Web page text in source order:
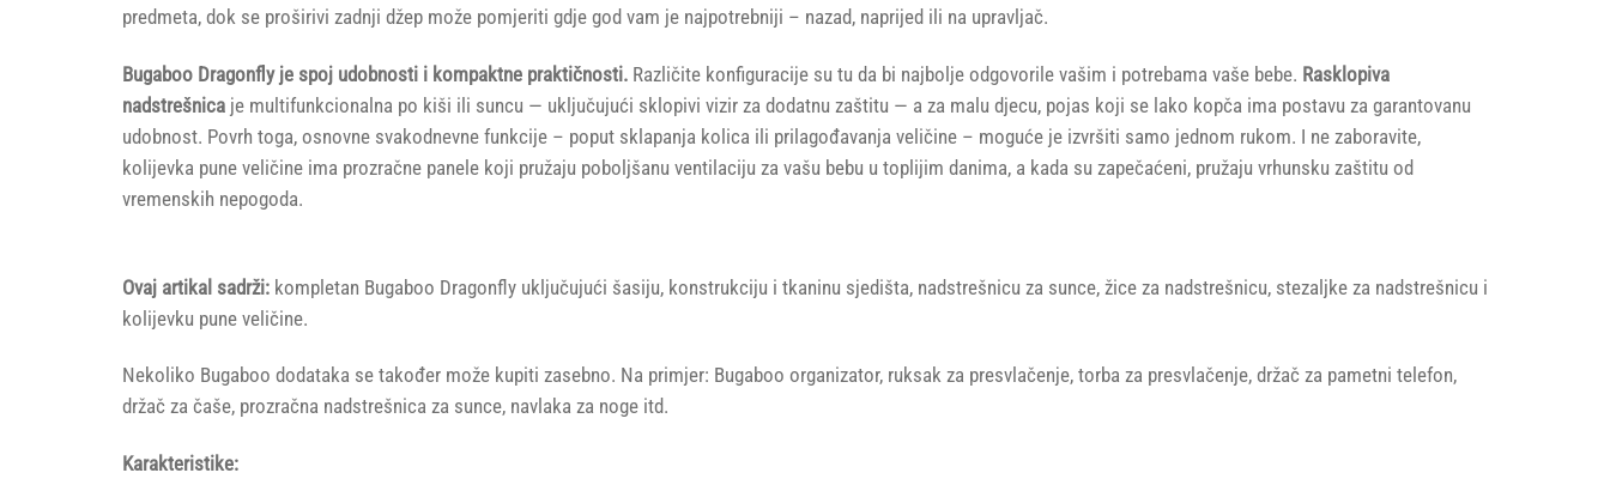
predmeta, dok se proširivi zadnji džep može pomjeriti gdje god vam je najpotrebniji – nazad, naprijed ili na upravljač.
Bugaboo Dragonfly je spoj udobnosti i kompaktne praktičnosti. Različite konfiguracije su tu da bi najbolje odgovorile vašim i potrebama vaše bebe. Rasklopiva
nadstrešnica je multifunkcionalna po kiši ili suncu — uključujući sklopivi vizir za dodatnu zaštitu — a za malu djecu, pojas koji se lako kopča ima postavu za garantovanu
udobnost. Povrh toga, osnovne svakodnevne funkcije – poput sklapanja kolica ili prilagođavanja veličine – moguće je izvršiti samo jednom rukom. I ne zaboravite,
kolijevka pune veličine ima prozračne panele koji pružaju poboljšanu ventilaciju za vašu bebu u toplijim danima, a kada su zapečaćeni, pružaju vrhunsku zaštitu od
vremenskih nepogoda.
Ovaj artikal sadrži: kompletan Bugaboo Dragonfly uključujući šasiju, konstrukciju i tkaninu sjedišta, nadstrešnicu za sunce, žice za nadstrešnicu, stezaljke za nadstrešnicu i
kolijevku pune veličine.
Nekoliko Bugaboo dodataka se također može kupiti zasebno. Na primjer: Bugaboo organizator, ruksak za presvlačenje, torba za presvlačenje, držač za pametni telefon,
držač za čaše, prozračna nadstrešnica za sunce, navlaka za noge itd.
Karakteristike: